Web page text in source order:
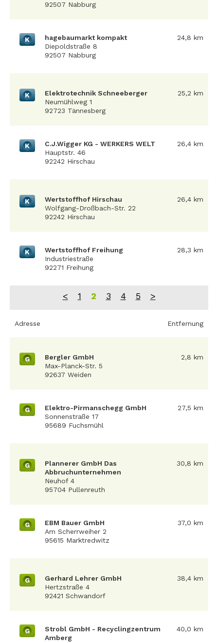
92507 Nabburg
K
hagebaumarkt kompakt
Diepoldstraße 8
92507 Nabburg
24,8 km
K
Elektrotechnik Schneeberger
Neumühlweg 1
92723 Tännesberg
25,2 km
K
C.J.Wigger KG - WERKERS WELT
Hauptstr. 46
92242 Hirschau
26,4 km
K
Wertstoffhof Hirschau
Wolfgang-Droßbach-Str. 22
92242 Hirschau
26,4 km
K
Wertstoffhof Freihung
Industriestraße
92271 Freihung
28,3 km
< 1 2 3 4 5 >
Adresse Entfernung
G
Bergler GmbH
Max-Planck-Str. 5
92637 Weiden
2,8 km
G
Elektro-Pirmanschegg GmbH
Sonnenstraße 17
95689 Fuchsmühl
27,5 km
G
Plannerer GmbH Das
Abbruchunternehmen
Neuhof 4
95704 Pullenreuth
30,8 km
G
EBM Bauer GmbH
Am Scherrweiher 2
95615 Marktredwitz
37,0 km
G
Gerhard Lehrer GmbH
Hertzstraße 4
92421 Schwandorf
38,4 km
G
Strobl GmbH - Recyclingzentrum
Amberg
40,0 km